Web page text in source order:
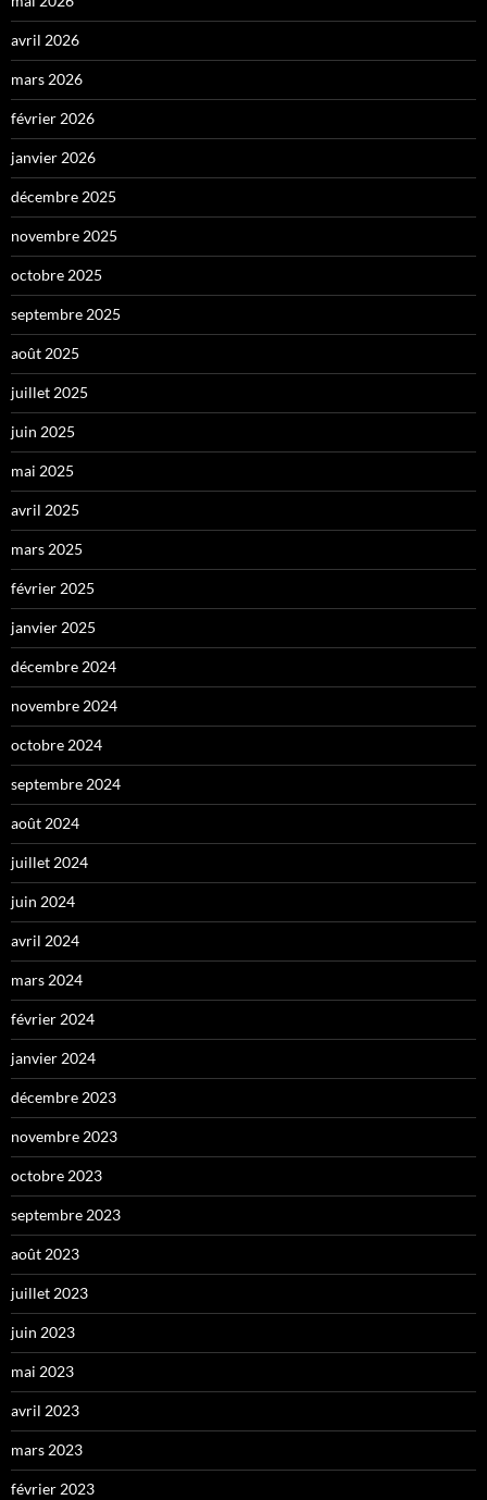
avril 2026
mars 2026
février 2026
janvier 2026
décembre 2025
novembre 2025
octobre 2025
septembre 2025
août 2025
juillet 2025
juin 2025
mai 2025
avril 2025
mars 2025
février 2025
janvier 2025
décembre 2024
novembre 2024
octobre 2024
septembre 2024
août 2024
juillet 2024
juin 2024
avril 2024
mars 2024
février 2024
janvier 2024
décembre 2023
novembre 2023
octobre 2023
septembre 2023
août 2023
juillet 2023
juin 2023
mai 2023
avril 2023
mars 2023
février 2023